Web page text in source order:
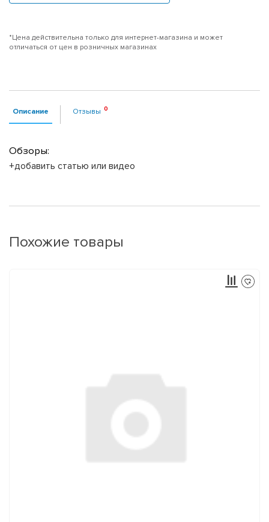
*Цена действительна только для интернет-магазина и может
отличаться от цен в розничных магазинах
Описание Отзывы
Обзоры:
+добавить статью или видео
Похожие товары